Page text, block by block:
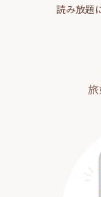
読み放題